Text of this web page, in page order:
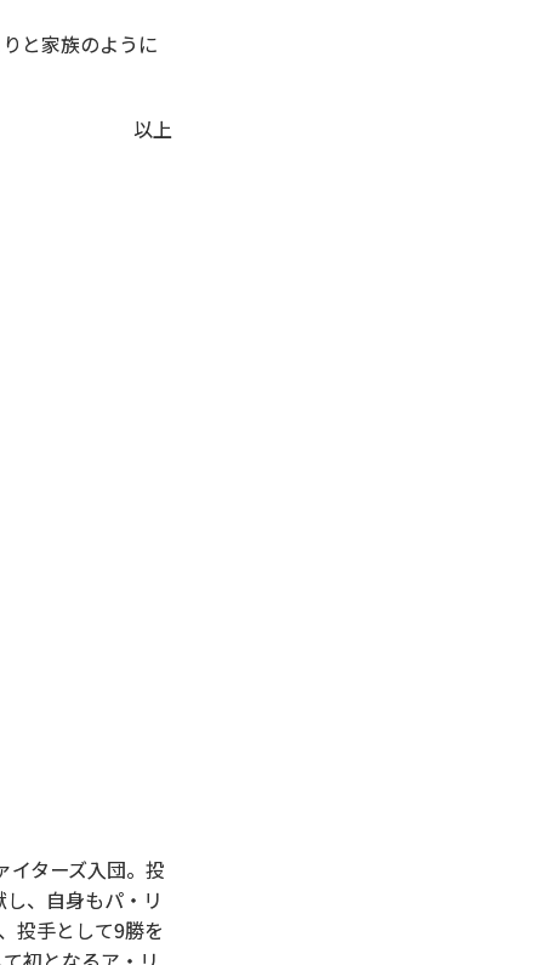
と家族のように
以上
ターズ入団。投
、自身もパ・リ
投手として9勝を